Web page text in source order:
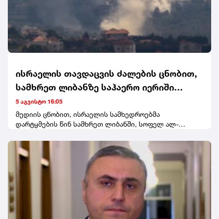
ისრაელის თავდაცვის ძალების ცნობით,
სამხრეთ ლიბანზე საჰაერო იერიში
მიიტანეს
5 აგვისტო 16:05
მედიის ცნობით, ისრაელის სამხედროებმა
დარტყმების წინ სამხრეთ ლიბანში, სოფელ ალ-
გაფრთხილება გაავრცელეს.